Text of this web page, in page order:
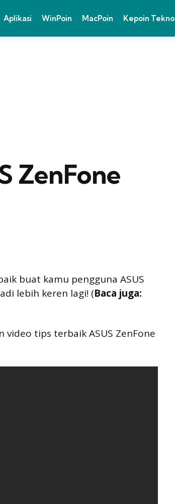
Aplikasi WinPoin MacPoin Kepoin Tekno
ZenFone
buat kamu pengguna ASUS
lebih keren lagi! (Baca juga:
tips terbaik ASUS ZenFone